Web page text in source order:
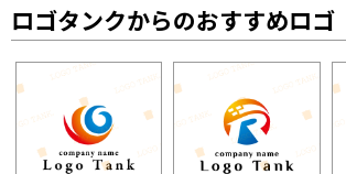
ロゴタンクからのおすすめロゴ